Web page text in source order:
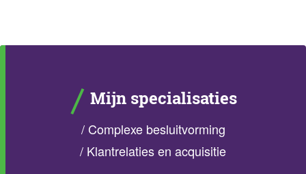
Mijn specialisaties
/Complexe besluitvorming
/ Klantrelaties en acquisitie